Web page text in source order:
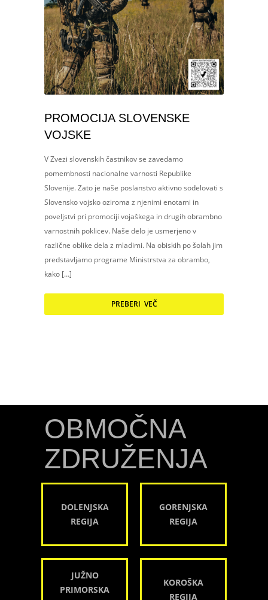
PROMOCIJA SLOVENSKE
VOJSKE
V Zvezi slovenskih častnikov se zavedamo
pomembnosti nacionalne varnosti Republike
Slovenije. Zato je naše poslanstvo aktivno sodelovati s
Slovensko vojsko oziroma z njenimi enotami in
poveljstvi pri promociji vojaškega in drugih obrambno
varnostnih poklicev. Naše delo je usmerjeno v
različne oblike dela z mladimi. Na obiskih po šolah jim
predstavljamo programe Ministrstva za obrambo,
kako […]
PREBERI VEČ
OBMOČNA
ZDRUŽENJA
DOLENJSKA
REGIJA
GORENJSKA
REGIJA
JUŽNO
PRIMORSKA
KOROŠKA
REGIJA